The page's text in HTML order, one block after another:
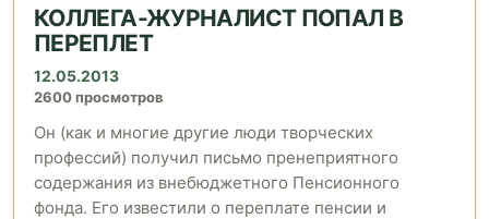
КОЛЛЕГА-ЖУРНАЛИСТ ПОПАЛ В
ПЕРЕПЛЕТ
12.05.2013
2600 просмотров
Он (как и многие другие люди творческих
профессий) получил письмо пренеприятного
содержания из внебюджетного Пенсионного
фонда. Его известили о переплате пенсии и